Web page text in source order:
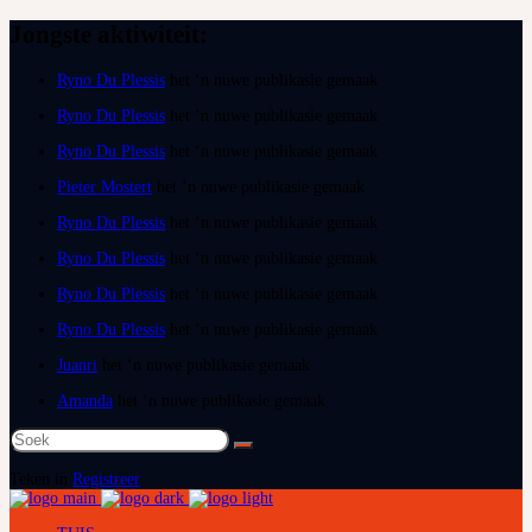
Ryno Du Plessis
Ryno Du Plessis
Ryno Du Plessis
Pieter Mostert
Ryno Du Plessis
Ryno Du Plessis
Ryno Du Plessis
Ryno Du Plessis
Juanri
Amanda
Soek
na:
Registreer